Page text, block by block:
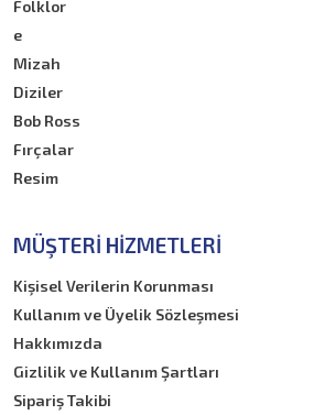
Folklor
e
Mizah
Diziler
Bob Ross
Fırçalar
Resim
MÜŞTERI HIZMETLERI
Kişisel Verilerin Korunması
Kullanım ve Üyelik Sözleşmesi
Hakkımızda
Gizlilik ve Kullanım Şartları
Sipariş Takibi